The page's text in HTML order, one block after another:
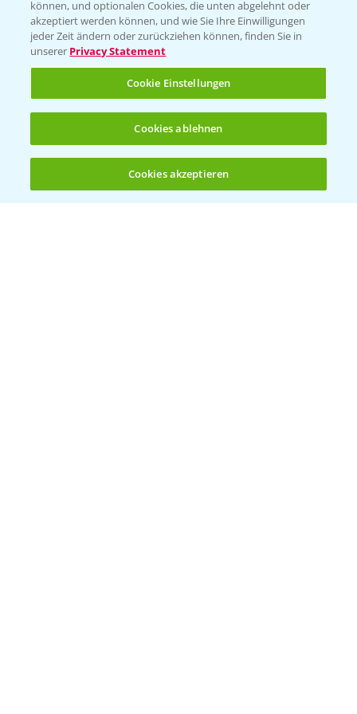
(noch 4)
Wetter Aktuell
BROSCHÜREN
Saatgut
Sonderkulturen
Verantwortung & Sorgfalt
können, und optionalen Cookies, die unten abgelehnt oder
akzeptiert werden können, und wie Sie Ihre Einwilligungen
jeder Zeit ändern oder zurückziehen können, finden Sie in
unserer Privacy Statement
Cookie Einstellungen
Cookies ablehnen
Cookies akzeptieren